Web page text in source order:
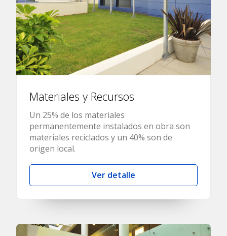
Materiales y Recursos
Un 25% de los materiales
permanentemente instalados en obra son
materiales reciclados y un 40% son de
origen local.
Ver detalle